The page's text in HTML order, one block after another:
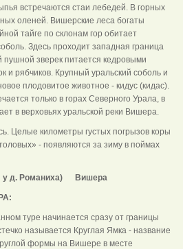
встречаются стаи лебедей. В горных
оленей. Вишерские леса богаты
тайге по склонам гор обитает
Здесь проходит западная граница
зверек питается кедровыми
рябчиков. Крупный уральский соболь и
плодовитое животное - кидус (кидас).
только в горах Северного Урала, в
в верховьях уральской реки Вишера.
Целые километры густых погрызов коры
- появляются за зиму в поймах
Романиха) Вишера
туре начинается сразу от границы
называется Круглая Ямка - название
формы на Вишере в месте